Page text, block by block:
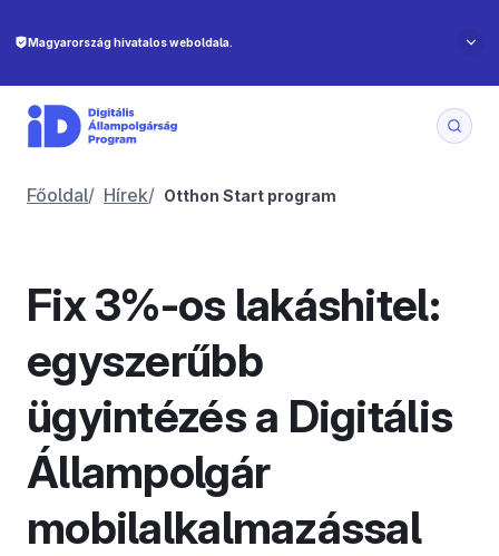
Főoldal/ Hírek/ Otthon Start program
Fix 3%-os lakáshitel:
egyszerűbb
ügyintézés a Digitális
Állampolgár
mobilalkalmazással